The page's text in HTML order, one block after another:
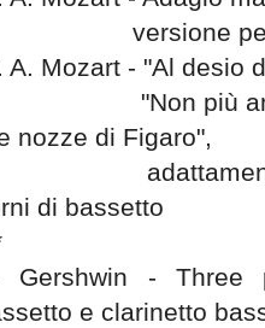
versione
A. Mozart - "Al desio
"Non più
nozze di Figaro",
di bassetto
Gershwin - Three
e clarinetto